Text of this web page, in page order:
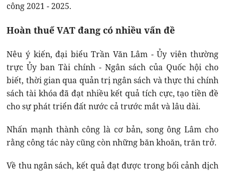
công 2021 - 2025.
Hoàn thuế VAT đang có nhiều vấn đề
Nêu ý kiến, đại biểu Trần Văn Lâm - Ủy viên thường
trực Ủy ban Tài chính - Ngân sách của Quốc hội cho
biết, thời gian qua quản trị ngân sách và thực thi chính
sách tài khóa đã đạt nhiều kết quả tích cực, tạo tiền đề
cho sự phát triển đất nước cả trước mắt và lâu dài.
Nhấn mạnh thành công là cơ bản, song ông Lâm cho
rằng công tác này cũng còn những băn khoăn, trăn trở.
Về thu ngân sách, kết quả đạt được trong bối cảnh dịch